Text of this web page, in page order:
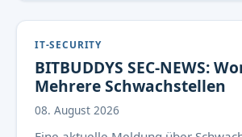
IT-SECURITY
BITBUDDYS SEC-NEWS:
Mehrere Schwachstellen
08. August 2026